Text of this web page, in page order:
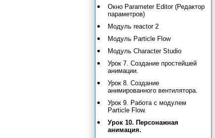
Окно Parameter Editor (Редактор
параметров)
Модуль reactor 2
Модуль Particle Flow
Модуль Character Studio
Урок 7. Создание простейшей
анимации.
Урок 8. Создание
анимированного вентилятора.
Урок 9. Работа с модулем
Particle Flow.
Урок 10. Персонажная
анимация.